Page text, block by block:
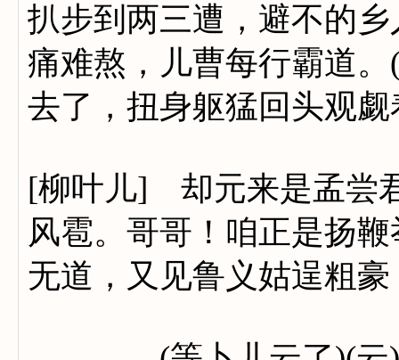
扒步到两三遭，避不的
痛难熬，儿曹每行霸道
去了，扭身躯猛回头观觑
[柳叶儿] 却元来是孟尝
风雹。哥哥！咱正是扬
无道，又见鲁义姑逞粗